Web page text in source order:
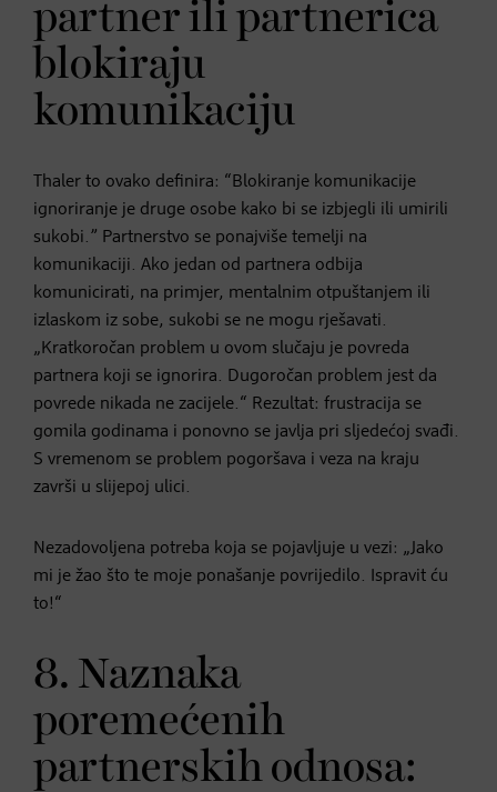
partner ili partnerica
blokiraju
komunikaciju
Thaler to ovako definira: “Blokiranje komunikacije
ignoriranje je druge osobe kako bi se izbjegli ili umirili
sukobi.” Partnerstvo se ponajviše temelji na
komunikaciji. Ako jedan od partnera odbija
komunicirati, na primjer, mentalnim otpuštanjem ili
izlaskom iz sobe, sukobi se ne mogu rješavati.
„Kratkoročan problem u ovom slučaju je povreda
partnera koji se ignorira. Dugoročan problem jest da
povrede nikada ne zacijele.“ Rezultat: frustracija se
gomila godinama i ponovno se javlja pri sljedećoj svađi.
S vremenom se problem pogoršava i veza na kraju
završi u slijepoj ulici.
Nezadovoljena potreba koja se pojavljuje u vezi: „Jako
mi je žao što te moje ponašanje povrijedilo. Ispravit ću
to!“
8. Naznaka
poremećenih
partnerskih odnosa: